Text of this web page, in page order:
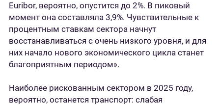
Euribor, вероятно, опустится до 2%. В пиковый
момент она составляла 3,9%. Чувствительные к
процентным ставкам сектора начнут
восстанавливаться с очень низкого уровня, и для
них начало нового экономического цикла станет
благоприятным периодом».
Наиболее рискованным сектором в 2025 году,
вероятно, останется транспорт: слабая